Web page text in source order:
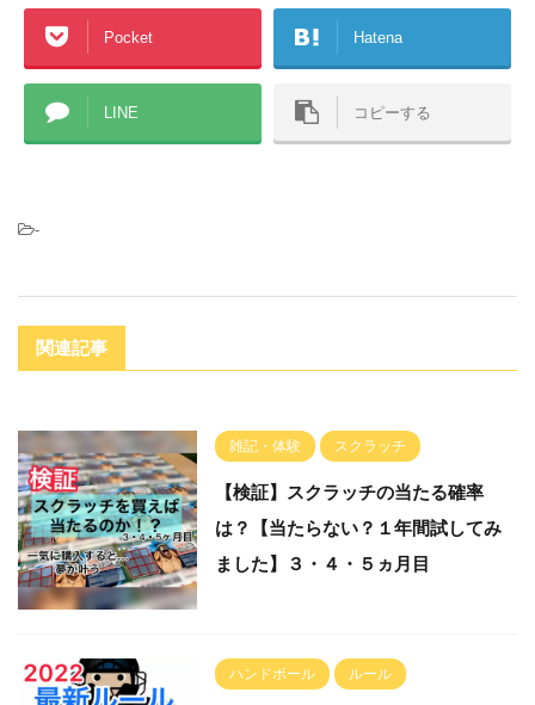
Pocket Hatena
LINE コピーする
-
関連記事
雑記・体験 スクラッチ
【検証】スクラッチの当たる確率
は？【当たらない？１年間試してみ
ました】３・４・５ヵ月目
ハンドボール ルール